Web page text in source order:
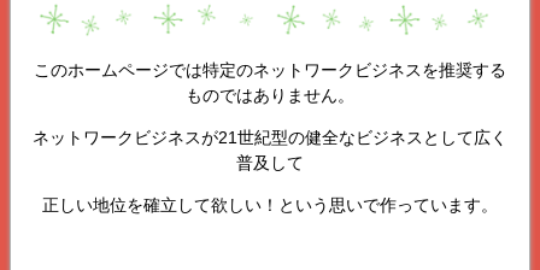
このホームページでは特定のネットワークビジネスを推奨する
ものではありません。
ネットワークビジネスが21世紀型の健全なビジネスとして広く
普及して
正しい地位を確立して欲しい！という思いで作っています。